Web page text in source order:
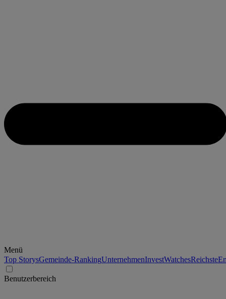
Menü
Top StorysGemeinde-RankingUnternehmenInvestWatchesReichste
Benutzerbereich